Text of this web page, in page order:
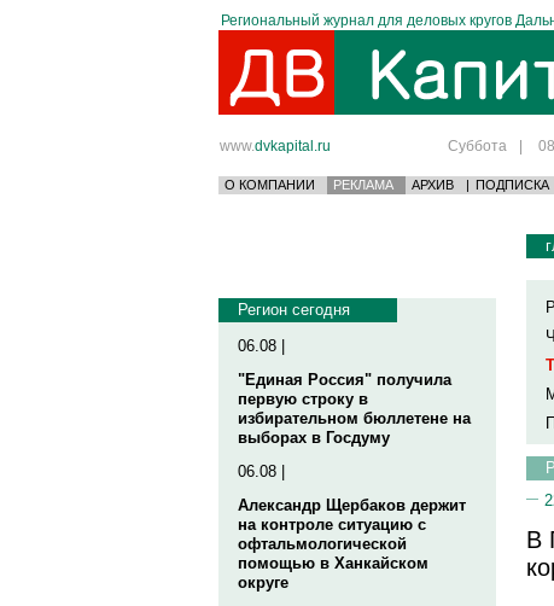
Региональный журнал для деловых кругов
www.dvkapital.ru Суббота |
О КОМПАНИИ РЕКЛАМА АРХИВ | ПОДПИСКА
Регион сегодня
06.08 |
"Единая Россия" получила
первую строку в
избирательном бюллетене на
выборах в Госдуму
06.08 |
Александр Щербаков держит
на контроле ситуацию с
офтальмологической
помощью в Ханкайском
округе
В